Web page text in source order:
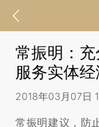
常振明：
服务实体
2018年03月07日
常振明建议，防